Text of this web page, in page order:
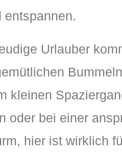
entspannen.
Urlauber
kleinen
oder bei einer
hier ist wirklich